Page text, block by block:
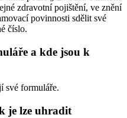
zdravotní pojištění, ve znění
povinnosti sdělit své
číslo.
a kde jsou k
své formuláře.
je lze uhradit